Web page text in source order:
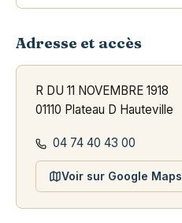
Adresse et accès
R DU 11 NOVEMBRE 1918
01110 Plateau D Hauteville
04 74 40 43 00
Voir sur Google Maps